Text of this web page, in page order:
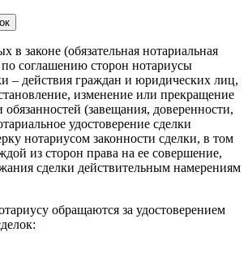
в законе (обязательная нотариальная
соглашению сторон нотариусы
– действия граждан и юридических лиц,
изменение или прекращение
(завещания, доверенности,
удостоверение сделки
нотариусом законности сделки, в том
из сторон права на ее совершение,
сделки действительным намерениям
обращаются за удостоверением